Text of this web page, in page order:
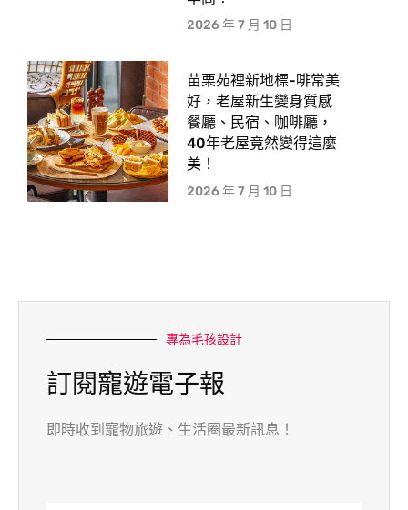
2026 年 7 月 10 日
苗栗苑裡新地標-啡常美
好，老屋新生變身質感
餐廳、民宿、咖啡廳，
40年老屋竟然變得這麼
美！
2026 年 7 月 10 日
專為毛孩設計
訂閱寵遊電子報
即時收到寵物旅遊、生活圈最新訊息！